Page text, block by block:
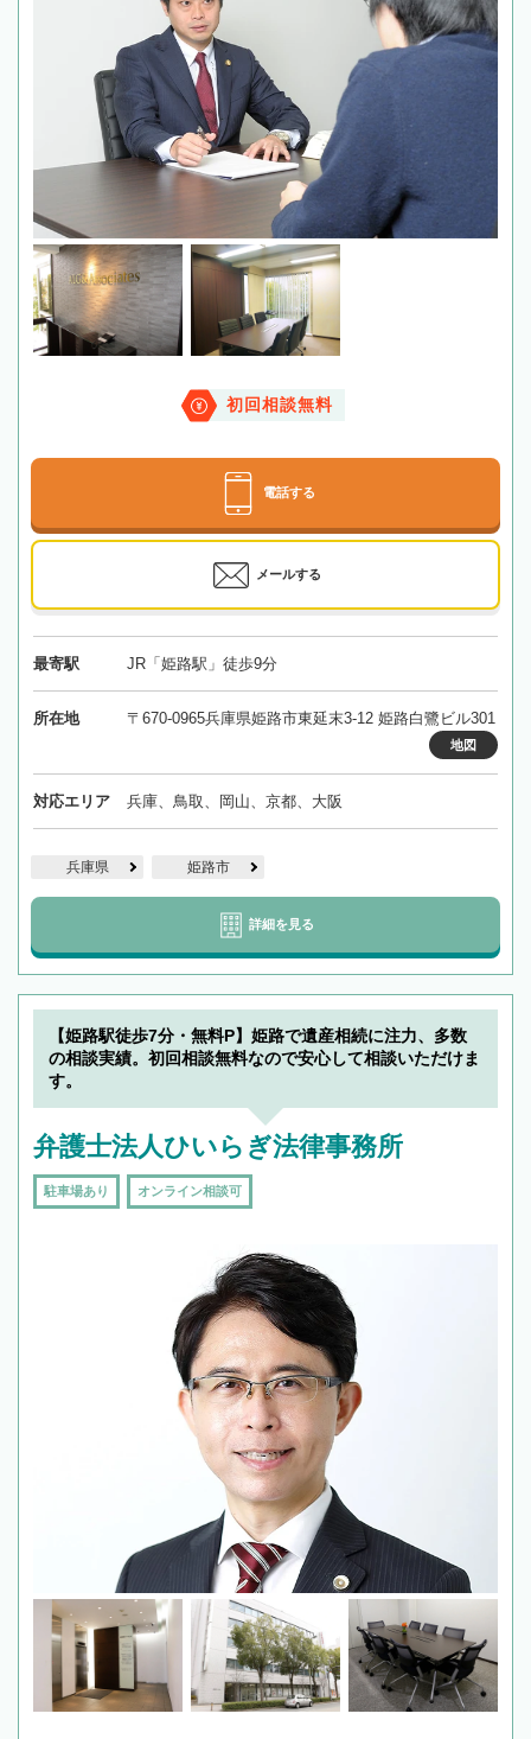
初回相談無料
電話する
メールする
最寄駅 JR「姫路駅」徒歩9分
所在地 〒670-0965兵庫県姫路市東延末3-12 姫路白鷺ビル301
地図
対応エリア 兵庫、鳥取、岡山、京都、大阪
兵庫県 姫路市
詳細を見る
【姫路駅徒歩7分・無料P】姫路で遺産相続に注力、多数
の相談実績。初回相談無料なので安心して相談いただけま
す。
弁護士法人ひいらぎ法律事務所
駐車場あり オンライン相談可